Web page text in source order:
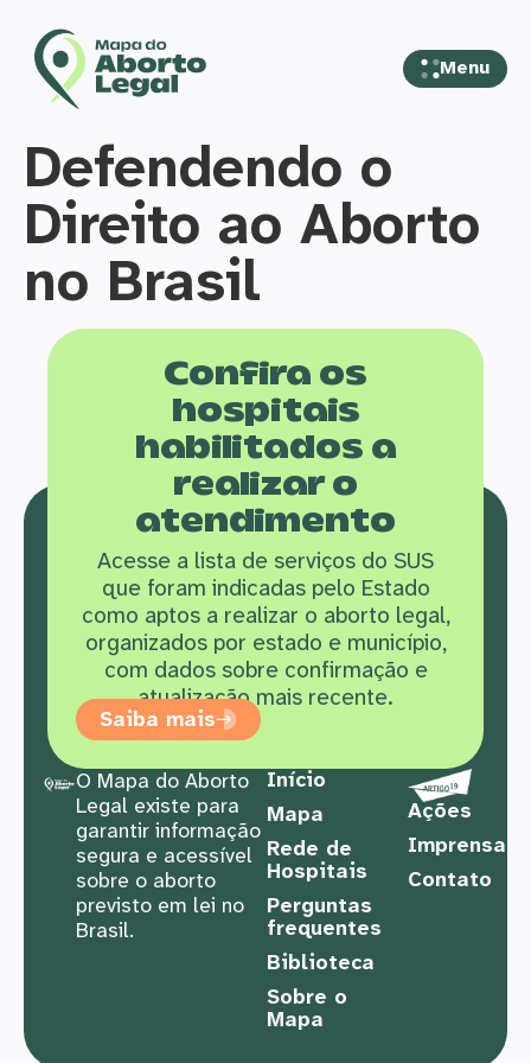
Menu
Defendendo o
Direito ao Aborto
no Brasil
Confira os
hospitais
habilitados a
realizar o
atendimento
Acesse a lista de serviços do SUS
que foram indicadas pelo Estado
como aptos a realizar o aborto legal,
organizados por estado e município,
com dados sobre confirmação e
atualização mais recente.
Saiba mais
O Mapa do Aborto
Legal existe para
garantir informação
segura e acessível
sobre o aborto
previsto em lei no
Brasil.
Início
Mapa
Rede de
Hospitais
Perguntas
frequentes
Biblioteca
Sobre o
Mapa
Ações
Imprensa
Contato